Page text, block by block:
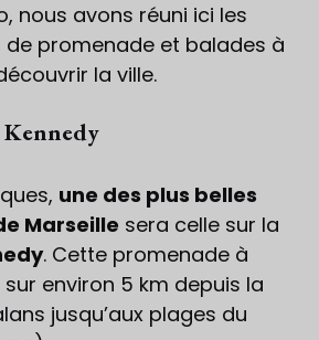
nous avons réuni ici les
de promenade et balades à
la ville.
Kennedy
une des plus belles
Marseille sera celle sur la
. Cette promenade à
environ 5 km depuis la
jusqu’aux plages du